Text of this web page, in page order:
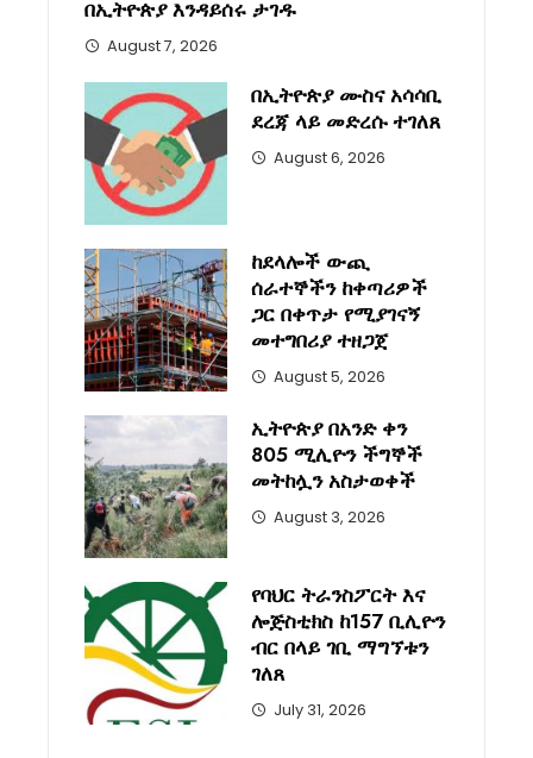
በኢትዮጵያ እንዳይሰሩ ታገዱ
August 7, 2026
በኢትዮጵያ ሙስና አሳሳቢ
ደረጃ ላይ መድረሱ ተገለጸ
August 6, 2026
ከደላሎች ውጪ
ሰራተኞችን ከቀጣሪዎች
ጋር በቀጥታ የሚያገናኝ
መተግበሪያ ተዘጋጀ
August 5, 2026
ኢትዮጵያ በአንድ ቀን
805 ሚሊዮን ችግኞች
መትከሏን አስታወቀች
August 3, 2026
የባህር ትራንስፖርት እና
ሎጅስቲክስ ከ157 ቢሊዮን
ብር በላይ ገቢ ማግኘቱን
ገለጸ
July 31, 2026